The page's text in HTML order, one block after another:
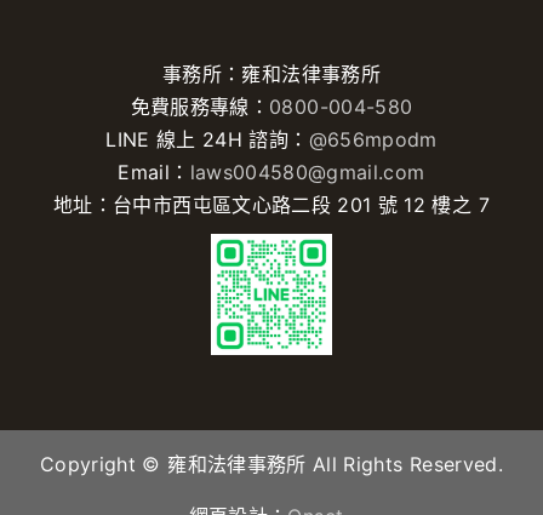
事務所：雍和法律事務所
免費服務專線： 0800-004-580
LINE 線上 24H 諮詢： @656mpodm
Email： laws004580@gmail.com
地址：台中市西屯區文心路二段 201 號 12 樓之 7
Copyright © 雍和法律事務所 All Rights Reserved.